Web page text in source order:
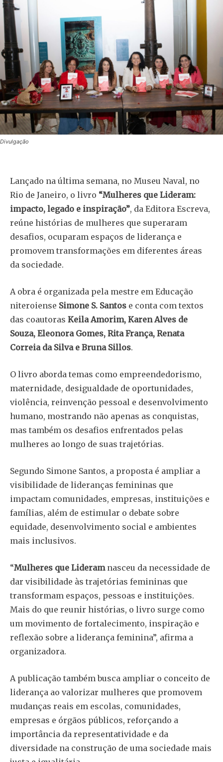
Divulgação
Lançado na última semana, no Museu Naval, no
Rio de Janeiro, o livro “Mulheres que Lideram:
impacto, legado e inspiração”, da Editora Escreva,
reúne histórias de mulheres que superaram
desafios, ocuparam espaços de liderança e
promovem transformações em diferentes áreas
da sociedade.
A obra é organizada pela mestre em Educação
niteroiense Simone S. Santos e conta com textos
das coautoras Keila Amorim, Karen Alves de
Souza, Eleonora Gomes, Rita França, Renata
Correia da Silva e Bruna Sillos.
O livro aborda temas como empreendedorismo,
maternidade, desigualdade de oportunidades,
violência, reinvenção pessoal e desenvolvimento
humano, mostrando não apenas as conquistas,
mas também os desafios enfrentados pelas
mulheres ao longo de suas trajetórias.
Segundo Simone Santos, a proposta é ampliar a
visibilidade de lideranças femininas que
impactam comunidades, empresas, instituições e
famílias, além de estimular o debate sobre
equidade, desenvolvimento social e ambientes
mais inclusivos.
“Mulheres que Lideramnasceu da necessidade de
dar visibilidade às trajetórias femininas que
transformam espaços, pessoas e instituições.
Mais do que reunir histórias, o livro surge como
um movimento de fortalecimento, inspiração e
reflexão sobre a liderança feminina”, afirma a
organizadora.
A publicação também busca ampliar o conceito de
liderança ao valorizar mulheres que promovem
mudanças reais em escolas, comunidades,
empresas e órgãos públicos, reforçando a
importância da representatividade e da
diversidade na construção de uma sociedade mais